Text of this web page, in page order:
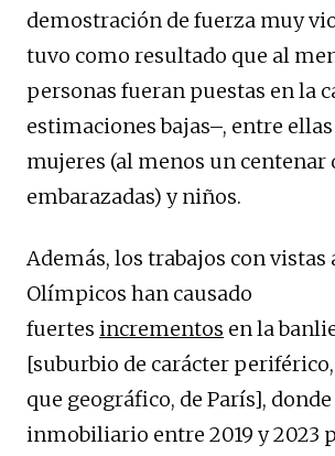
demostración de fuerza muy
tuvo como resultado que al
personas fueran puestas en la
estimaciones bajas–, entre
mujeres (al menos un centenar
embarazadas) y niños.
Además, los trabajos con vistas
Olímpicos han causado
fuertes incrementos en la
[suburbio de carácter
que geográfico, de París],
inmobiliario entre 2019 y 2023